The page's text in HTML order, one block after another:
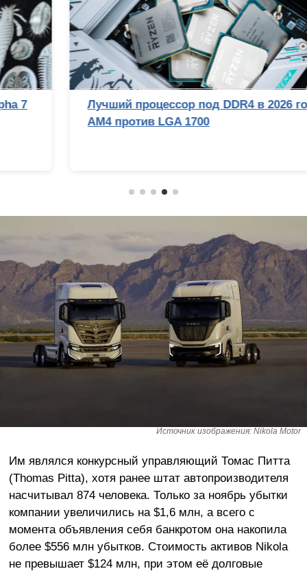
Лучший процессор под DDR4 в 2026 году:
AM4 против LGA 1700
Источник изображения: Nikola Motor
Им являлся конкурсный управляющий Томас Питта
(Thomas Pitta), хотя ранее штат автопроизводителя
насчитывал 874 человека. Только за ноябрь убытки
компании увеличились на $1,6 млн, а всего с
момента объявления себя банкротом она накопила
более $556 млн убытков. Стоимость активов Nikola
не превышает $124 млн, при этом её долговые